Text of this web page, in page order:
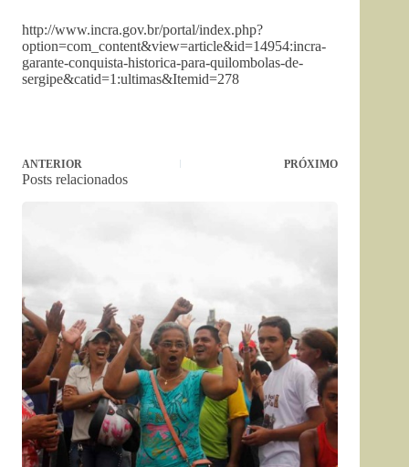
http://www.incra.gov.br/portal/index.php?
option=com_content&view=article&id=14954:incra-
garante-conquista-historica-para-quilombolas-de-
sergipe&catid=1:ultimas&Itemid=278
ANTERIOR PRÓXIMO
Posts relacionados